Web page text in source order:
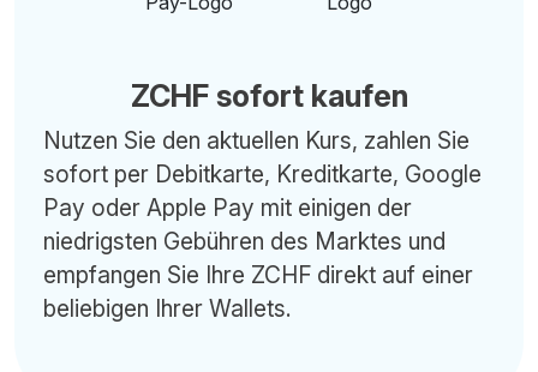
ZCHF sofort kaufen
Nutzen Sie den aktuellen Kurs, zahlen Sie
sofort per Debitkarte, Kreditkarte, Google
Pay oder Apple Pay mit einigen der
niedrigsten Gebühren des Marktes und
empfangen Sie Ihre ZCHF direkt auf einer
beliebigen Ihrer Wallets.